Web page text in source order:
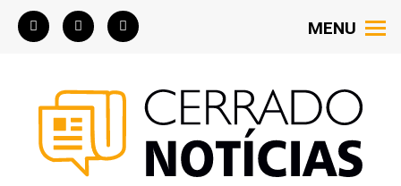
MENU